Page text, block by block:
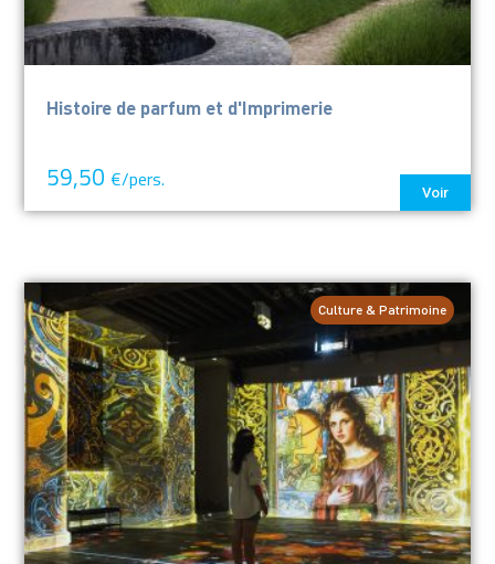
Histoire de parfum et d'Imprimerie
59,50 €/pers.
Voir
Culture & Patrimoine